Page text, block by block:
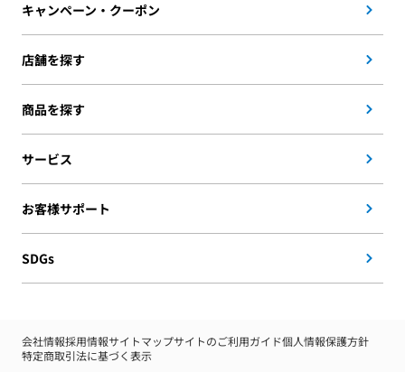
キャンペーン・クーポン
店舗を探す
商品を探す
サービス
お客様サポート
SDGs
会社情報採用情報サイトマップサイトのご利用ガイド個人情報保護方針
特定商取引法に基づく表示